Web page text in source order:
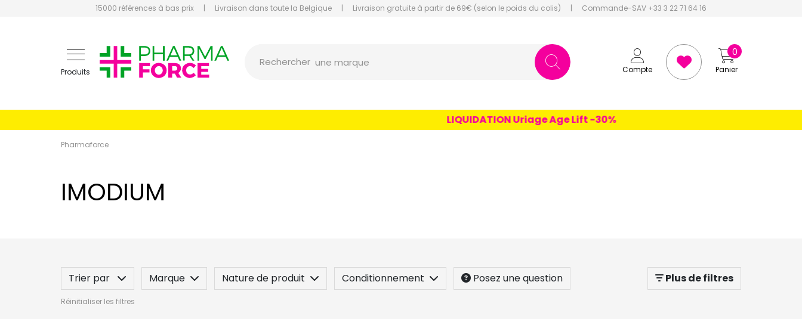
15000 références à bas prix | Livraison dans toute la Belgique | Livraison gratuite à partir de 69€ (selon le poids du colis) | Commande-SAV +33 3 22 71 64 16
Produits Compte Panier
0
Rechercher une marque
un produit
une marque
LIQUIDATION Uriage Age Lift -30%
Pharmaforce
IMODIUM
Trier par Marque Nature de produit Conditionnement Posez une question Plus de filtres
Réinitialiser les filtres